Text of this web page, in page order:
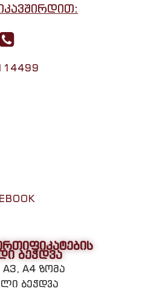
ბეჭდვა
A3, A4 ზომა
ბეჭდვა